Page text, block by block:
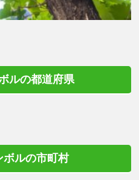
ルの都道府県
ボルの市町村